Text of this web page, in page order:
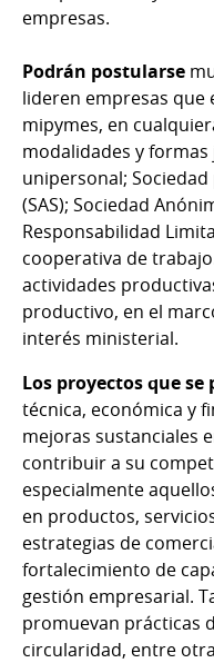
empresas.
Podrán postularse
lideren empresas que
mipymes, en
modalidades y
unipersonal;
(SAS); Sociedad
Responsabilidad
cooperativa de
actividades
productivo, en el
interés ministerial.
Los proyectos que
técnica, económica y
mejoras sustanciales
contribuir a su
especialmente
en productos,
estrategias de
fortalecimiento de
gestión empresarial.
promuevan prácticas
circularidad, entre